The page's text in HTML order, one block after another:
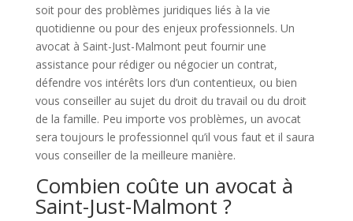
soit pour des problèmes juridiques liés à la vie
quotidienne ou pour des enjeux professionnels. Un
avocat à Saint-Just-Malmont peut fournir une
assistance pour rédiger ou négocier un contrat,
défendre vos intérêts lors d’un contentieux, ou bien
vous conseiller au sujet du droit du travail ou du droit
de la famille. Peu importe vos problèmes, un avocat
sera toujours le professionnel qu’il vous faut et il saura
vous conseiller de la meilleure manière.
Combien coûte un avocat à
Saint-Just-Malmont ?